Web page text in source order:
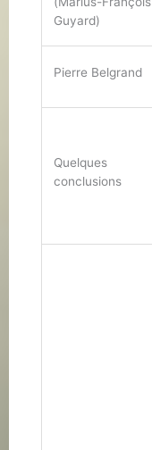
Guyard)
Pierre Belgrand
Quelques
conclusions